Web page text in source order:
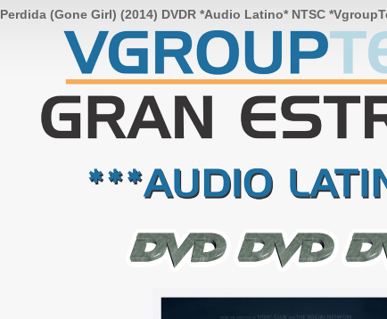
Perdida (Gone Girl) (2014) DVDR *Audio Latino* NTSC